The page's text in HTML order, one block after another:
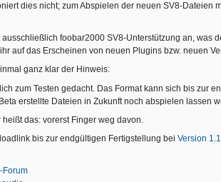
dies nicht; zum Abspielen der neuen SV8-
ausschließlich foobar2000 SV8-Unterstützung an, was
auf das Erscheinen von neuen Plugins bzw. neuen
ganz klar der Hinweis:
zum Testen gedacht. Das Format kann sich bis zur
erstellte Dateien in Zukunft noch abspielen lassen
das: vorerst Finger weg davon.
bis zur endgültigen Fertigstellung bei Version
Forum